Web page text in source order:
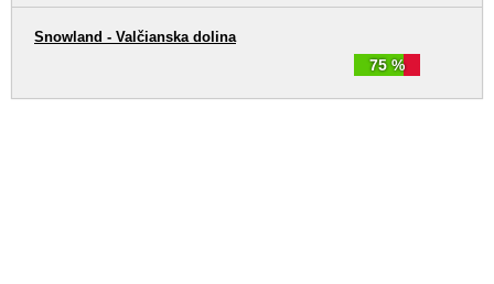
75 %
Snowland - Valčianska dolina